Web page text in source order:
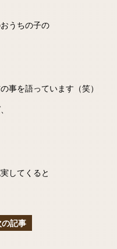
うちの子の
事を語っています（笑）
してくると
記事